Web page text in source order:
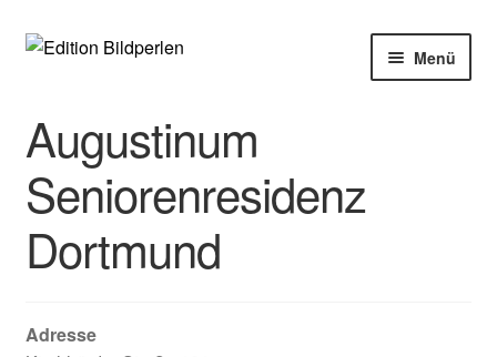
Zur
Zum
Menü
Autoren
Über uns
Augustinum
Seniorenresidenz
Dortmund
Adresse